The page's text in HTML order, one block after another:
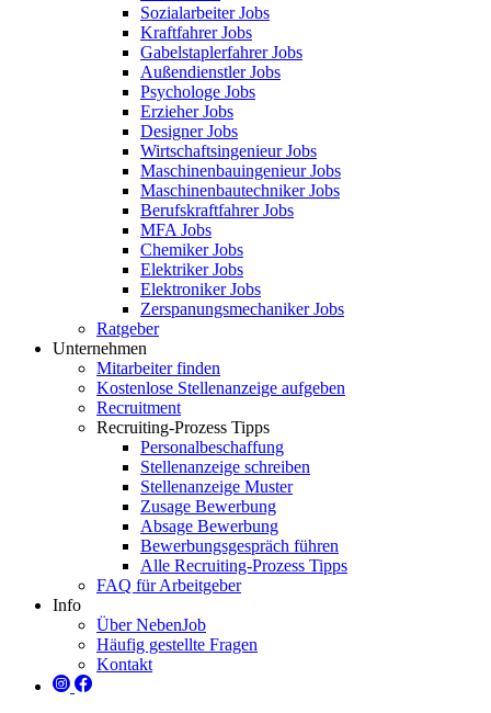
Sozialarbeiter Jobs
Kraftfahrer Jobs
Gabelstaplerfahrer Jobs
Außendienstler Jobs
Psychologe Jobs
Erzieher Jobs
Designer Jobs
Wirtschaftsingenieur Jobs
Maschinenbauingenieur Jobs
Maschinenbautechniker Jobs
Berufskraftfahrer Jobs
MFA Jobs
Chemiker Jobs
Elektriker Jobs
Elektroniker Jobs
Zerspanungsmechaniker Jobs
Ratgeber
Unternehmen
Mitarbeiter finden
Kostenlose Stellenanzeige aufgeben
Recruitment
Recruiting-Prozess Tipps
Personalbeschaffung
Stellenanzeige schreiben
Stellenanzeige Muster
Zusage Bewerbung
Absage Bewerbung
Bewerbungsgespräch führen
Alle Recruiting-Prozess Tipps
FAQ für Arbeitgeber
Info
Über NebenJob
Häufig gestellte Fragen
Kontakt